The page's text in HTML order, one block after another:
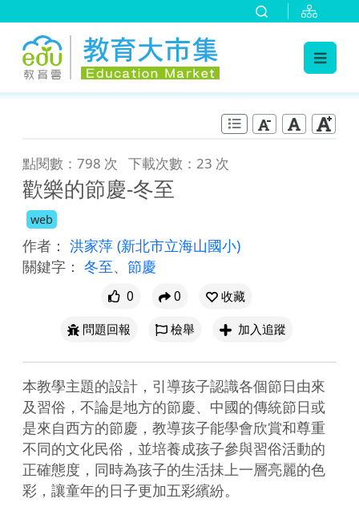
點閱數：798 次 下載次數：23 次
歡樂的節慶-冬至
web
作者： 洪家萍 (新北市立海山國小)
關鍵字： 冬至、 節慶
0 0
收藏
問題回報
檢舉 加入追蹤
本教學主題的設計，引導孩子認識各個節日由來
及習俗，不論是地方的節慶、中國的傳統節日或
是來自西方的節慶，教導孩子能學會欣賞和尊重
不同的文化民俗，並培養成孩子參與習俗活動的
正確態度，同時為孩子的生活抺上一層亮麗的色
彩，讓童年的日子更加五彩繽紛。